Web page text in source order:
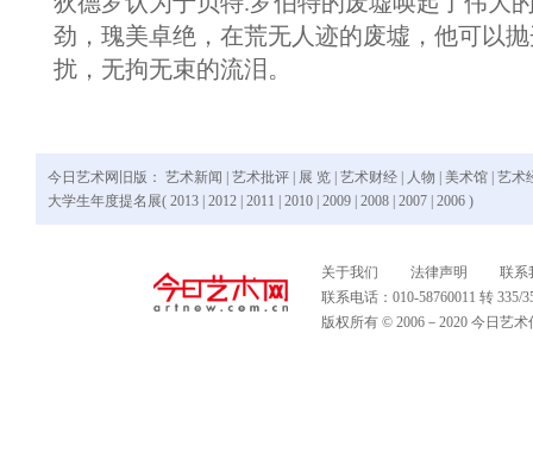
劲，瑰美卓绝，在荒无人迹的废墟，他可以
扰，无拘无束的流泪。
今日艺术网旧版： 艺术新闻 艺术批评 展 览 艺术财经 人物 美术馆 艺术
大学生年度提名展( 2013 2012 2011 2010 2009 2008 2007 2006 )
关于我们 法律声明
联系
联系电话：010-58760011 转
版权所有 © 2006－2020 今日艺